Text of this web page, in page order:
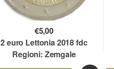
€5,00
2 euro Lettonia 2018 fdc
Regioni: Zemgale